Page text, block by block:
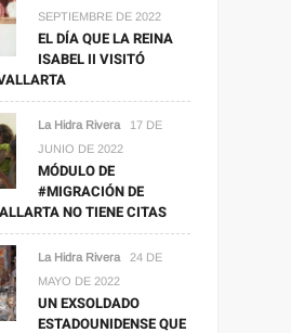
SEPTIEMBRE DE 2022
EL DÍA QUE LA REINA
ISABEL II VISITÓ
La Hidra Rivera
17 DE
JUNIO DE 2022
MÓDULO DE
#MIGRACIÓN DE
NO TIENE CITAS
La Hidra Rivera
24 DE
MAYO DE 2022
UN EXSOLDADO
ESTADOUNIDENSE QUE